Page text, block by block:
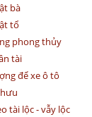
bà
tổ
phong thủy
tài
để xe ô tô
tài lộc - vẫy lộc